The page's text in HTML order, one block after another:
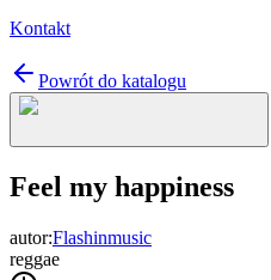
Kontakt
Powrót do katalogu
Feel my happiness
autor:Flashinmusic
reggae